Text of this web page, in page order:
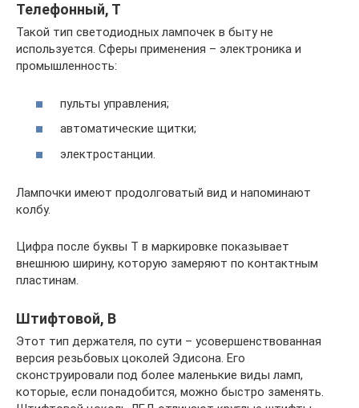
Телефонный, Т
Такой тип светодиодных лампочек в быту не
используется. Сферы применения – электроника и
промышленность:
пульты управления;
автоматические щитки;
электростанции.
Лампочки имеют продолговатый вид и напоминают
колбу.
Цифра после буквы Т в маркировке показывает
внешнюю ширину, которую замеряют по контактным
пластинам.
Штифтовой, В
Этот тип держателя, по сути – усовершенствованная
версия резьбовых цоколей Эдисона. Его
сконструировали под более маленькие виды ламп,
которые, если понадобится, можно быстро заменять.